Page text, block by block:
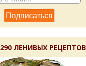
290 ЛЕНИВЫХ РЕЦЕПТОВ